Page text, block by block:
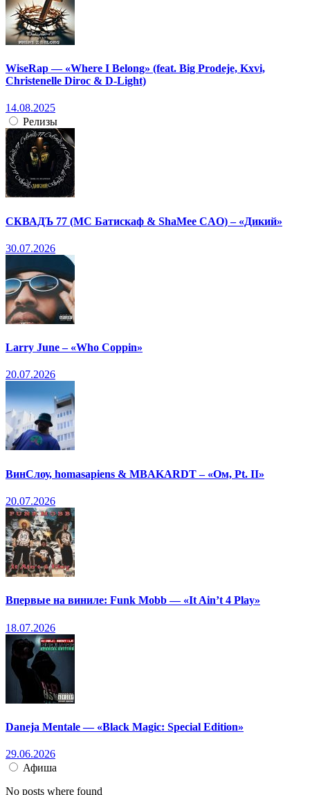
WiseRap — «Where I Belong» (feat. Big Prodeje, Kxvi,
Christenelle Diroc & D-Light)
14.08.2025
Релизы
СКВАДЪ 77 (МС Батискаф & ShaMee CAO) – «Дикий»
30.07.2026
Larry June – «Who Coppin»
20.07.2026
ВинСлоу, homasapiens & MBAKARDT – «Ом, Pt. II»
20.07.2026
Впервые на виниле: Funk Mobb — «It Ain’t 4 Play»
18.07.2026
Daneja Mentale — «Black Magic: Special Edition»
29.06.2026
Афиша
No posts where found